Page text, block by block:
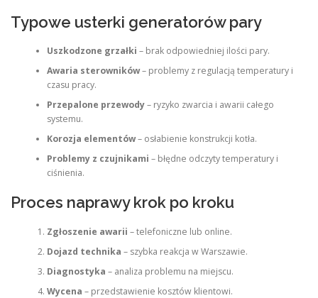
Typowe usterki generatorów pary
Uszkodzone grzałki – brak odpowiedniej ilości pary.
Awaria sterowników– problemy z regulacją temperatury i
czasu pracy.
Przepalone przewody– ryzyko zwarcia i awarii całego
systemu.
Korozja elementów– osłabienie konstrukcji kotła.
Problemy z czujnikami – błędne odczyty temperatury i
ciśnienia.
Proces naprawy krok po kroku
Zgłoszenie awarii – telefoniczne lub online.
Dojazd technika – szybka reakcja w Warszawie.
Diagnostyka – analiza problemu na miejscu.
Wycena – przedstawienie kosztów klientowi.